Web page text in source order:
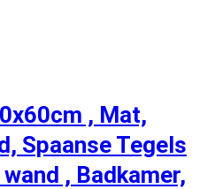
, Mat,
Spaanse Tegels
, Badkamer,